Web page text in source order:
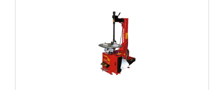
AUTOMATIQUE)